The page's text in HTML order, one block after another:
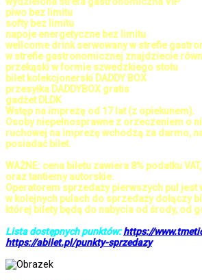
piwo bez limitu
softy bez limitu
napoje energetyczne bez limitu
wellcome drink serwowany w strefie
w strefie gastronomicznej znajdziecie
przekąski w formie szwedzkiego stołu
bilet kolekcjonerski DADDY BOX
przesyłka DADDYBOX gratis
gadżet DLDK
Wstęp na imprezę od 17 lat (z opiekunem).
Osoby niepełnosprawne z orzeczeniem o
ruchowej na imprezę wchodzą za darmo,
posiadać bilet.
WAŻNE: cena biletu zawiera 8% podatku
oraz tantiemy autorskie.
Operatorem sprzedaży pierwszych pul jest
w kolejnych pulach do sprzedaży dołączy
której bilety będą do nabycia od środy, od
Lista dostępnych punktów:https://
https://abilet.pl/punkty-sprzedazy